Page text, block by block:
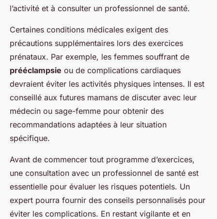
l’activité et à consulter un professionnel de santé.
Certaines conditions médicales exigent des
précautions supplémentaires lors des exercices
prénataux. Par exemple, les femmes souffrant de
prééclampsie ou de complications cardiaques
devraient éviter les activités physiques intenses. Il est
conseillé aux futures mamans de discuter avec leur
médecin ou sage-femme pour obtenir des
recommandations adaptées à leur situation
spécifique.
Avant de commencer tout programme d’exercices,
une consultation avec un professionnel de santé est
essentielle pour évaluer les risques potentiels. Un
expert pourra fournir des conseils personnalisés pour
éviter les complications. En restant vigilante et en